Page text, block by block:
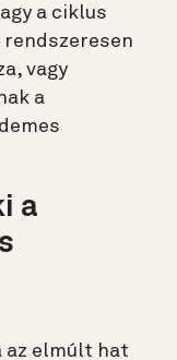
a ciklus
rendszeresen
vagy
a
a
az elmúlt hat